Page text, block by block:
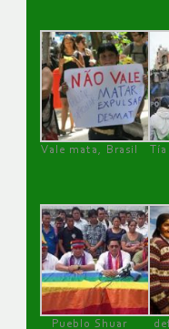
Vale mata, Brasil
Pueblo Shuar